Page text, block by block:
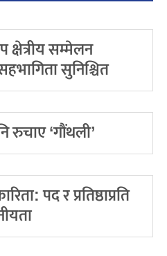
सम्मेलन
सुनिश्चित
रुचाए ‘गौंथली’
पद र प्रतिष्ठाप्रति